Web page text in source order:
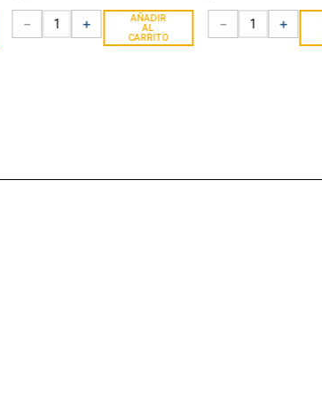
＋
－
AÑADIR
AL
CARRITO
＋
－